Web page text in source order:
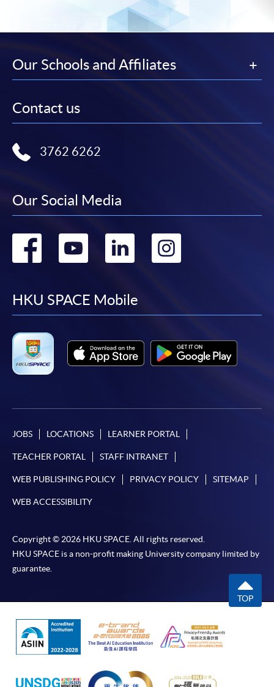
圖示進入網上服務網頁，然
後按照指示填妥網上報名表格。
某些課程須甄選入學，並要求申請人上載課程網頁
繳交所需費用
申請人可使用以下方式繳交報名費或課程費用:
定繳費靈網上密碼。有關如何申請繳費靈戶口及密
碼，請瀏覽繳費靈網址http://www.ppshk.com 。
*信用咭網上繳費服務
- 申請人可以 VISA 或
Mastercard（包括「香港大學專業進修學院
學中心作付款安排。
如欲了解如何於網上報讀新課程及繳費，請瀏覽網上
程設有此服務，課程負責人會通知學員有關程序。
網上支付可通過「繳費靈」(PPS) (不適用於手機)、
VISA 或 Mastercard、「微信支付」(Online WeChat
Pay) 、「支付寶」(Online Alipay) 或 「轉數快」(FPS)
繳付學費。
親身報名/郵遞
Our Schools and Affiliates
Contact us
3762 6262
Our Social Media
Go
facebook
Go
youtube
Go
linkedin
HKU SPACE Mobile
JOBS LOCATIONS LEARNER PORTAL
TEACHER PORTAL STAFF INTRANET
WEB PUBLISHING POLICY PRIVACY POLICY SITEMAP
WEB ACCESSIBILITY
Copyright © 2026 HKU SPACE. All rights reserved.
HKU SPACE is a non-profit making University company limited by
guarantee.
TOP